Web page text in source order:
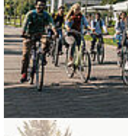
Go to slide 4
Go to slide 5
Go to slide 6
Go to slide 7
Go to slide 8
Go to slide 9
Zurück